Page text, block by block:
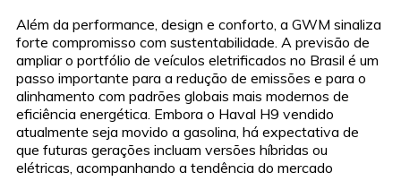
Além da performance, design e conforto, a GWM sinaliza
forte compromisso com sustentabilidade. A previsão de
ampliar o portfólio de veículos eletrificados no Brasil é um
passo importante para a redução de emissões e para o
alinhamento com padrões globais mais modernos de
eficiência energética. Embora o Haval H9 vendido
atualmente seja movido a gasolina, há expectativa de
que futuras gerações incluam versões híbridas ou
elétricas, acompanhando a tendência do mercado